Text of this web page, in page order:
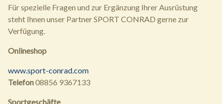
Für spezielle Fragen und zur Ergänzung Ihrer Ausrüstung
steht Ihnen unser Partner SPORT CONRAD gerne zur
Verfügung.
Onlineshop
www.sport-conrad.com
Telefon08856 9367133
Sportgeschäfte